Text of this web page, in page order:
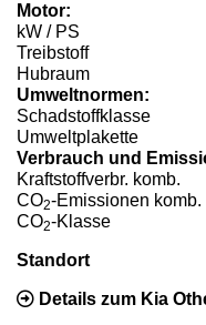
Motor:
kW / PS
Treibstoff
Hubraum
Umweltnormen:
Schadstoffklasse
Umweltplakette
Verbrauch und
Kraftstoffverbr. komb.
CO2-Emissionen komb.
CO2-Klasse
Standort
Details zum Kia